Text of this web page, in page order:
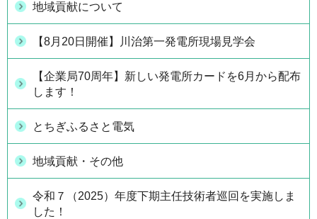
地域貢献について
【8月20日開催】川治第一発電所現場見学会
【企業局70周年】新しい発電所カードを6月から配布
します！
とちぎふるさと電気
地域貢献・その他
令和７（2025）年度下期主任技術者巡回を実施しま
した！